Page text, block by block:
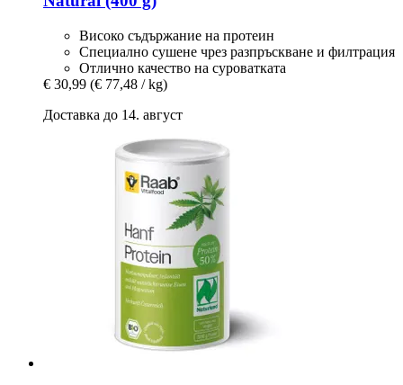
Високо съдържание на протеин
Специално сушене чрез разпръскване и филтрация
Отлично качество на суроватката
€ 30,99 (€ 77,48 / kg)
Доставка до 14. август